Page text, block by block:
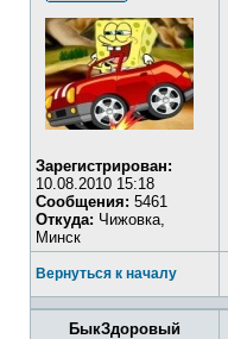
Зарегистрирован:
10.08.2010 15:18
Сообщения: 5461
Откуда: Чижовка,
Минск
Вернуться к началу
БыкЗдоровый